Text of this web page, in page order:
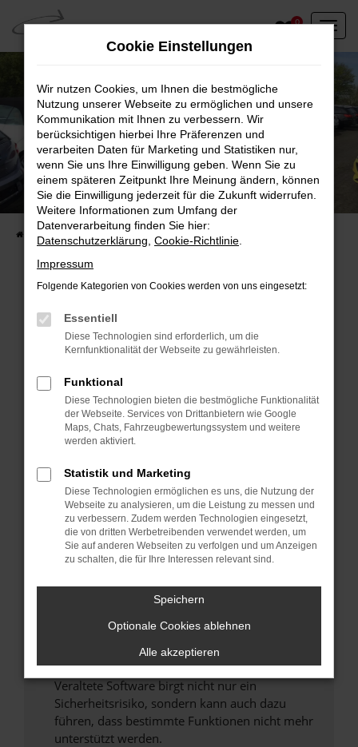
Zum
Hauptinhalt
springen
0
Unser Fahrzeugbestand vor Ort
Entdecken Sie unsere sofort verfügbaren
Fahrzeugangebote
Fehler: Network Error
Beim Laden ist ein Fehler aufgetreten.
Hier sind ein paar Tipps, die dir helfen können:
Überprüfe deine Firewall und deine
Internetverbindung.
Laden andere Webseiten, zum Beispiel deine
Suchmaschine?
Manche Erweiterungen, wie Werbeblocker,
können das Laden bestimmter Seiten
verhindern. Funktioniert die Seite in einem
anderen Browser oder in einem privaten
Fenster?
Das kann manchmal helfen, vorübergehende
Probleme zu beheben.
Stelle sicher, dass dein Browser und dein
Betriebssystem auf dem neuesten Stand
sind.
Veraltete Software birgt nicht nur ein
Sicherheitsrisiko, sondern kann auch dazu
führen, dass bestimmte Funktionen nicht mehr
unterstützt werden.
Cookie Einstellungen
Wir nutzen Cookies, um Ihnen die bestmögliche
Nutzung unserer Webseite zu ermöglichen und unsere
Kommunikation mit Ihnen zu verbessern. Wir
berücksichtigen hierbei Ihre Präferenzen und
verarbeiten Daten für Marketing und Statistiken nur,
wenn Sie uns Ihre Einwilligung geben. Wenn Sie zu
einem späteren Zeitpunkt Ihre Meinung ändern, können
Sie die Einwilligung jederzeit für die Zukunft widerrufen.
Weitere Informationen zum Umfang der
Datenverarbeitung finden Sie hier:
Datenschutzerklärung Cookie-Richtlinie
Impressum
Folgende Kategorien von Cookies werden von uns eingesetzt:
Essentiell
Diese Technologien sind erforderlich, um die
Kernfunktionalität der Webseite zu gewährleisten.
Funktional
Diese Technologien bieten die bestmögliche Funktionalität
der Webseite. Services von Drittanbietern wie Google
Maps, Chats, Fahrzeugbewertungssystem und weitere
werden aktiviert.
Statistik und Marketing
Diese Technologien ermöglichen es uns, die Nutzung der
Webseite zu analysieren, um die Leistung zu messen und
zu verbessern. Zudem werden Technologien eingesetzt,
die von dritten Werbetreibenden verwendet werden, um
Sie auf anderen Webseiten zu verfolgen und um Anzeigen
zu schalten, die für Ihre Interessen relevant sind.
Speichern
Optionale Cookies ablehnen
Alle akzeptieren